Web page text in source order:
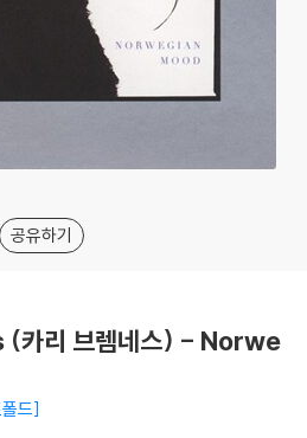
공유하기
카리 브렘네스) - Norwe
드